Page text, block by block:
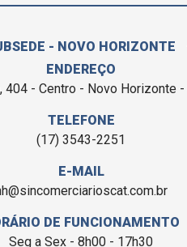
- NOVO HORIZONTE
ENDEREÇO
404 - Centro - Novo Horizonte
TELEFONE
(17) 3543-2251
E-MAIL
DE FUNCIONAMENTO
Seg a Sex - 8h00 - 17h30